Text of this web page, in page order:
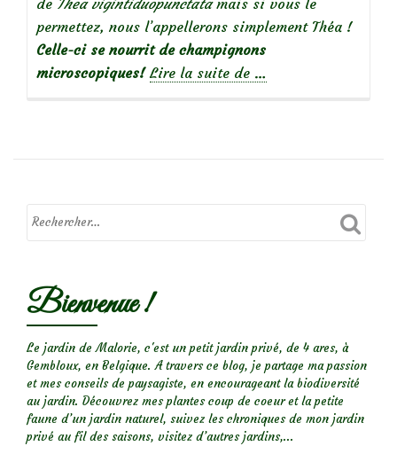
permettez, nous l’appellerons simplement Théa !
Celle-ci se nourrit de champignons
microscopiques! Lire la suite de
coccinelle
22
…
Bienvenue !
Le jardin de Malorie, c'est un petit jardin privé, de 4 ares, à
Gembloux, en Belgique. A travers ce blog, je partage ma passion
et mes conseils de paysagiste, en encourageant la biodiversité
au jardin. Découvrez mes plantes coup de coeur et la petite
faune d’un jardin naturel, suivez les chroniques de mon jardin
privé au fil des saisons, visitez d’autres jardins,...